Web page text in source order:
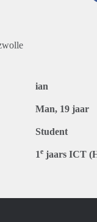
ian
Man, 19 jaar
Student
1e jaars ICT